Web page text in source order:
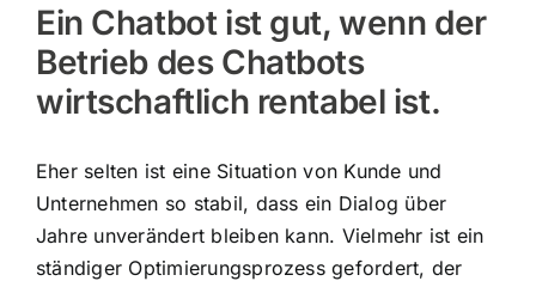
Ein Chatbot ist gut, wenn der
Betrieb des Chatbots
wirtschaftlich rentabel ist.
Eher selten ist eine Situation von Kunde und
Unternehmen so stabil, dass ein Dialog über
Jahre unverändert bleiben kann. Vielmehr ist ein
ständiger Optimierungsprozess gefordert, der